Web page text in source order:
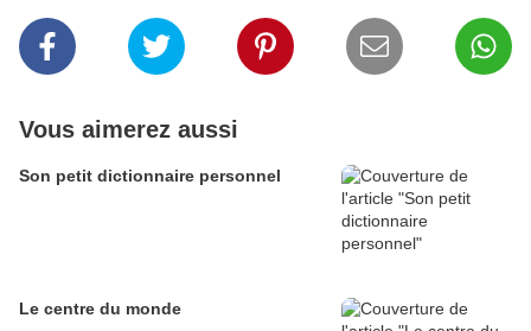
Vous aimerez aussi
Son petit dictionnaire personnel
Le centre du monde